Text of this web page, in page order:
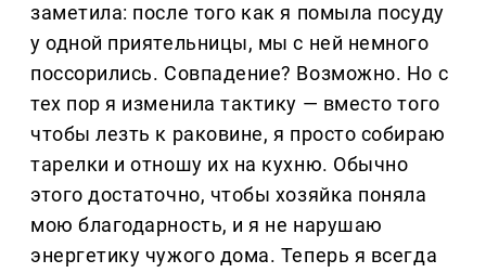
заметила: после того как я помыла посуду
у одной приятельницы, мы с ней немного
поссорились. Совпадение? Возможно. Но с
тех пор я изменила тактику — вместо того
чтобы лезть к раковине, я просто собираю
тарелки и отношу их на кухню. Обычно
этого достаточно, чтобы хозяйка поняла
мою благодарность, и я не нарушаю
энергетику чужого дома. Теперь я всегда